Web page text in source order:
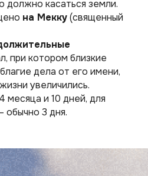
должно касаться земли.
на Мекку(священный
при котором близкие
дела от его имени,
увеличились.
месяца и 10 дней, для
обычно 3 дня.